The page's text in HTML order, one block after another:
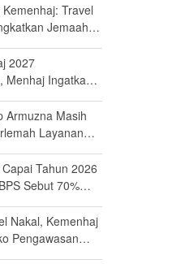
Travel
Jemaah
2027
Menhaj Ingatkan
Armuzna Masih
Layanan
Tahun 2026
Sebut 70%
Nakal, Kemenhaj
Pengawasan